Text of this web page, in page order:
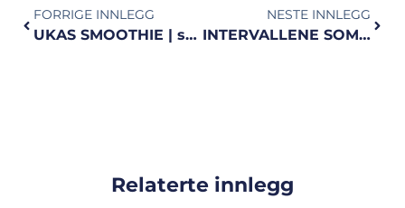
FORRIGE INNLEGG
UKAS SMOOTHIE | sunt og godt
NESTE INNLEGG
INTERVALLENE SOM TOK KNEKKEN PÅ MEG
Relaterte innlegg